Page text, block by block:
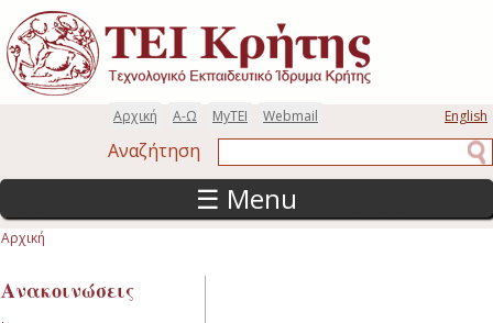
Παράκαμψη προς το κυρίως περιεχόμενο
English
Webmail
MyTEI
Α-Ω
Αρχική
Αναζήτηση
☰ Menu
Αρχική
Ανακοινώσεις